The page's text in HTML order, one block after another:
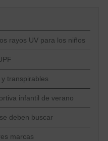
rayos UV para los niños
transpirables
infantil de verano
deben buscar
marcas